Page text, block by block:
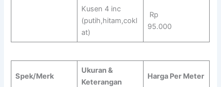
Kusen 4 inc
(putih,hitam,cokl
at)
Rp
95.000
Spek/Merk
Ukuran &
Keterangan
Harga Per Meter